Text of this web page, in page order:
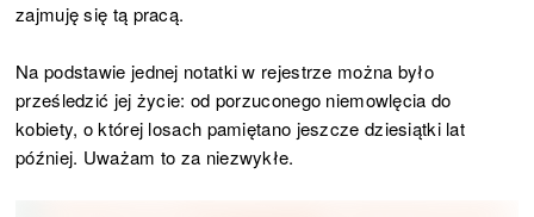
zajmuję się tą pracą.
Na podstawie jednej notatki w rejestrze można było
prześledzić jej życie: od porzuconego niemowlęcia do
kobiety, o której losach pamiętano jeszcze dziesiątki lat
później. Uważam to za niezwykłe.